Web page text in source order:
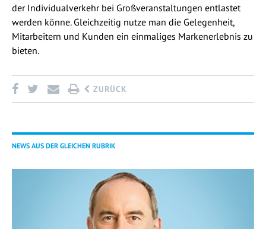
der Individualverkehr bei Großveranstaltungen entlastet
werden könne. Gleichzeitig nutze man die Gelegenheit,
Mitarbeitern und Kunden ein einmaliges Markenerlebnis zu
bieten.
ZURÜCK
NEWS AUS DER GLEICHEN RUBRIK